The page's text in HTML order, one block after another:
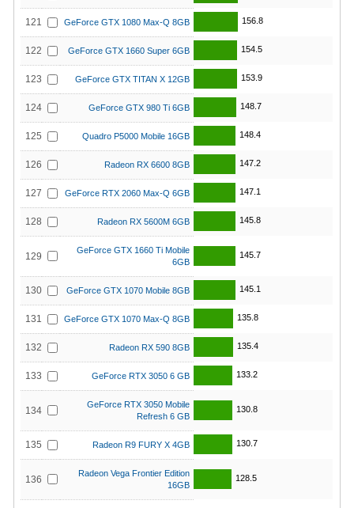
121 GeForce GTX 1080 Max-Q 8GB 156.8
122 GeForce GTX 1660 Super 6GB 154.5
123 GeForce GTX TITAN X 12GB 153.9
124 GeForce GTX 980 Ti 6GB 148.7
125 Quadro P5000 Mobile 16GB 148.4
126 Radeon RX 6600 8GB 147.2
127 GeForce RTX 2060 Max-Q 6GB 147.1
128 Radeon RX 5600M 6GB 145.8
129
GeForce GTX 1660 Ti Mobile
6GB
145.7
130 GeForce GTX 1070 Mobile 8GB 145.1
131 GeForce GTX 1070 Max-Q 8GB 135.8
132 Radeon RX 590 8GB 135.4
133 GeForce RTX 3050 6 GB 133.2
134
GeForce RTX 3050 Mobile
Refresh 6 GB
130.8
135 Radeon R9 FURY X 4GB 130.7
136
Radeon Vega Frontier Edition
16GB
128.5